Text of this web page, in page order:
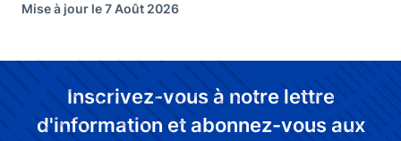
Mise à jour le 7 Août 2026
Inscrivez-vous à notre lettre
d'information et abonnez-vous aux